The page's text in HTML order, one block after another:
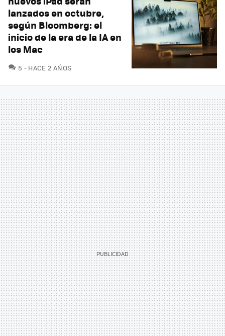
lanzados en octubre,
según Bloomberg: el
inicio de la era de la IA en
los Mac
5 COMENTARIOS
HACE 2 AÑOS